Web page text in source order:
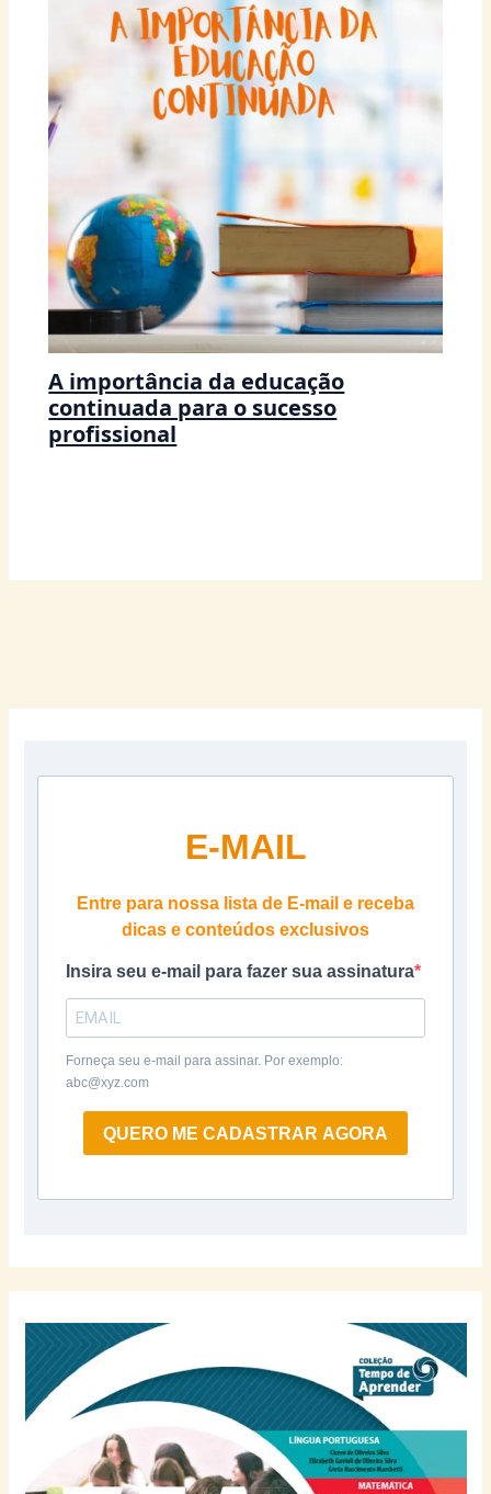
A importância da educação
continuada para o sucesso
profissional
E-MAIL
Entre para nossa lista de E-mail e receba
dicas e conteúdos exclusivos
Insira seu e-mail para fazer sua assinatura
Forneça seu e-mail para assinar. Por exemplo:
abc@xyz.com
QUERO ME CADASTRAR AGORA